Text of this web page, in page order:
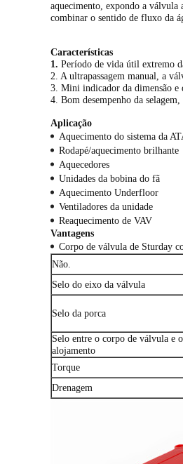
aquecimento, expondo a válvula
combinar o sentido de fluxo da
Características
1. Período de vida útil extremo
2. A ultrapassagem manual, a
3. Mini indicador da dimensão e
4. Bom desempenho da
Aplicação
Aquecimento do sistema da
Rodapé/aquecimento brilhante
Aquecedores
Unidades da bobina do fã
Aquecimento Underfloor
Ventiladores da unidade
Reaquecimento de VAV
Vantagens
Corpo de válvula de Sturday
Não.
Selo do eixo da válvula
Selo da porca
Selo entre o corpo de válvula e o
alojamento
Torque
Drenagem